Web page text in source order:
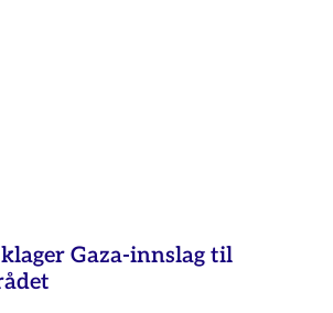
Gaza-innslag til